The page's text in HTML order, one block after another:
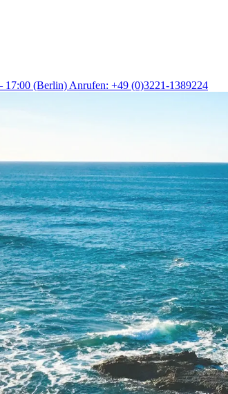
17:00 (Berlin) Anrufen: +49 (0)3221-1389224